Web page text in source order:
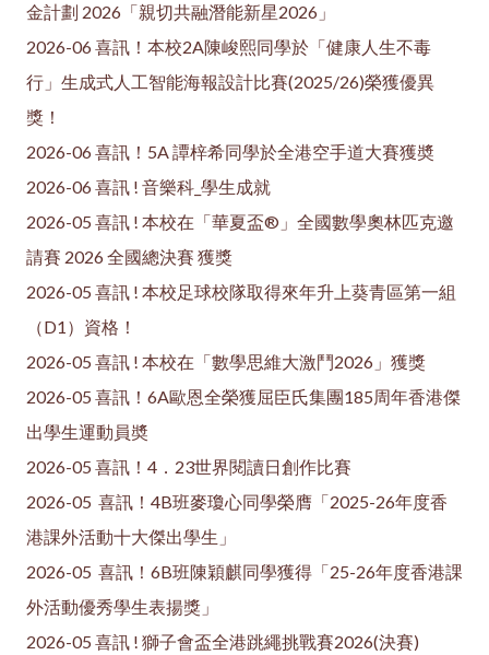
金計劃 2026「親切共融潛能新星2026」
2026-06 喜訊！本校2A陳峻熙同學於「健康人生不毒
行」生成式人工智能海報設計比賽(2025/26)榮獲優異
獎！
2026-06 喜訊！5A 譚梓希同學於全港空手道大賽獲奬
2026-06 喜訊 ! 音樂科_學生成就
2026-05 喜訊 ! 本校在「華夏盃®」全國數學奧林匹克邀
請賽 2026 全國總決賽 獲獎
2026-05 喜訊 ! 本校足球校隊取得來年升上葵青區第一組
（D1）資格！
2026-05 喜訊 ! 本校在「數學思維大激鬥2026」獲獎
2026-05 喜訊！6A歐恩全榮獲屈臣氏集團185周年香港傑
出學生運動員奬
2026-05 喜訊！4．23世界閱讀日創作比賽
2026-05 喜訊！4B班麥瓊心同學榮膺「2025-26年度香
港課外活動十大傑出學生」
2026-05 喜訊！6B班陳穎麒同學獲得「25-26年度香港課
外活動優秀學生表揚獎」
2026-05 喜訊 ! 獅子會盃全港跳繩挑戰賽2026(決賽)